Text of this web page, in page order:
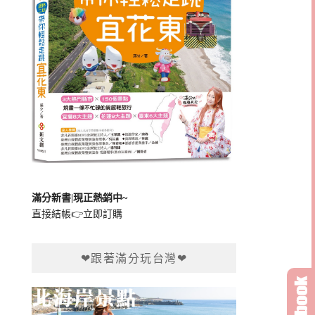
滿分新書|現正熱銷中~
直接結帳👉立即訂購
❤跟著滿分玩台灣❤